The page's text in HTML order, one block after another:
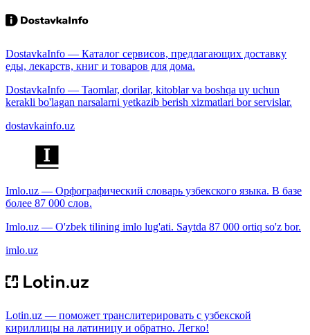
DostavkaInfo — Каталог сервисов, предлагающих доставку
еды, лекарств, книг и товаров для дома.
DostavkaInfo — Taomlar, dorilar, kitoblar va boshqa uy uchun
kerakli bo'lagan narsalarni yetkazib berish xizmatlari bor servislar.
dostavkainfo.uz
Imlo.uz — Орфографический словарь узбекского языка. В базе
более 87 000 слов.
Imlo.uz — O'zbek tilining imlo lug'ati. Saytda 87 000 ortiq so'z bor.
imlo.uz
Lotin.uz — поможет транслитерировать с узбекской
кириллицы на латиницу и обратно. Легко!